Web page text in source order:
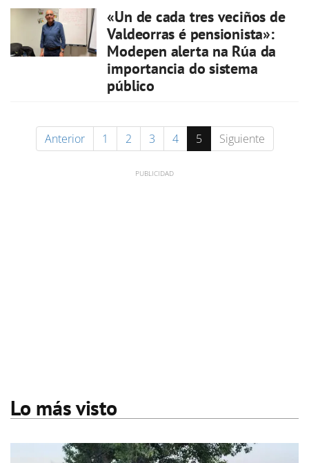
«Un de cada tres veciños de
Valdeorras é pensionista»:
Modepen alerta na Rúa da
importancia do sistema
público
Anterior 1 2 3 4 5 Siguiente
Lo más visto